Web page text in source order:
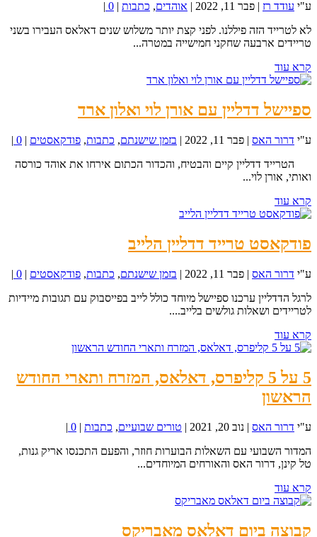
ע"י עודד רז פבר 11, 2022 אוהדים, כתבות 0
לא לטרייד הזה פיללנו. לפני קצת יותר משלוש שנים דאלאס העבירו בשני
טריידים ארבעה שחקני חמישייה במטרה...
קרא עוד
ספיישל דדליין עם אורן לוי ואלון ארד
ע"י דרור האס | פבר 11, 2022 | בזמן שישנתם, כתבות, פודקאסטים |
0
|
הטרייד דדליין קיים והבטיח, והכדור הכתום אירחו את אוהד כורסה
ואותי, אורן לוי...
קרא עוד
פודקאסט טרייד דדליין הלייב
ע"י דרור האס | פבר 11, 2022 | בזמן שישנתם, כתבות, פודקאסטים |
0
|
לרגל הדדליין ערכנו ספיישל מיוחד כולל לייב בפייסבוק עם תגובות מיידיות
לטריידים ושאלות גולשים בלייב....
קרא עוד
5 על 5 קליפרס, דאלאס, המזרח ותארי החודש
הראשון
ע"י דרור האס | נוב 20, 2021 | טורים שבועיים, כתבות |
0
|
המדור השבועי עם השאלות הבוערות חוזר, והפעם התכנסו אריק גנות,
טל קינן, דרור האס והאורחים המיוחדים...
קרא עוד
קבוצה ביום דאלאס מאבריקס